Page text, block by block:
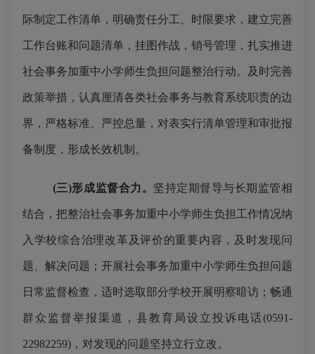
际制定工作清单，明确责任分工、时限要求，建立完善
工作台账和问题清单，挂图作战，销号管理，扎实推进
社会事务加重中小学师生负担问题整治行动。及时完善
政策举措，认真厘清各类社会事务与教育系统职责的边
界，严格标准、严控总量，对表实行清单管理和审批报
备制度，形成长效机制。
(三)形成监督合力。 坚持定期督导与长期监管相
结合，把整治社会事务加重中小学师生负担工作情况纳
入学校综合治理改革及评价的重要内容，及时发现问
题、解决问题；开展社会事务加重中小学师生负担问题
日常监督检查，适时选取部分学校开展明察暗访；畅通
群众监督举报渠道，县教育局设立投诉电话(0591-
22982259)，对发现的问题坚持立行立改。